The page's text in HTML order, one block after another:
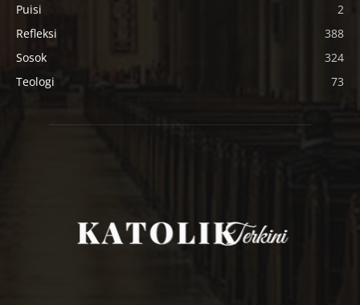
Puisi
2
Refleksi
388
Sosok
324
Teologi
73